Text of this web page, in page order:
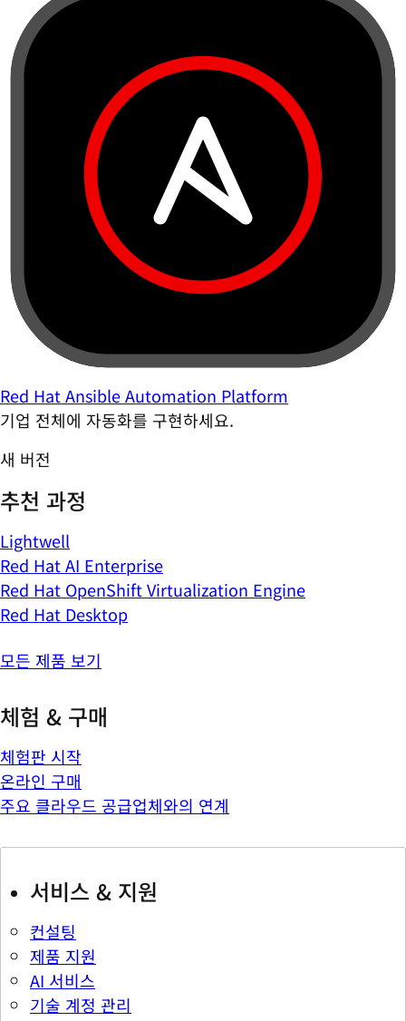
Red Hat Ansible Automation Platform
기업 전체에 자동화를 구현하세요.
새 버전
추천 과정
Lightwell
Red Hat AI Enterprise
Red Hat OpenShift Virtualization Engine
Red Hat Desktop
모든 제품 보기
체험 & 구매
체험판 시작
온라인 구매
주요 클라우드 공급업체와의 연계
서비스 & 지원
컨설팅
제품 지원
AI 서비스
기술 계정 관리